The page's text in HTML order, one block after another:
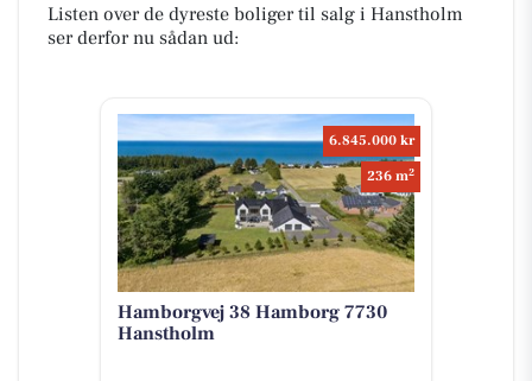
Listen over de dyreste boliger til salg i Hanstholm
ser derfor nu sådan ud:
6.845.000 kr
236 m2
Hamborgvej 38 Hamborg 7730
Hanstholm